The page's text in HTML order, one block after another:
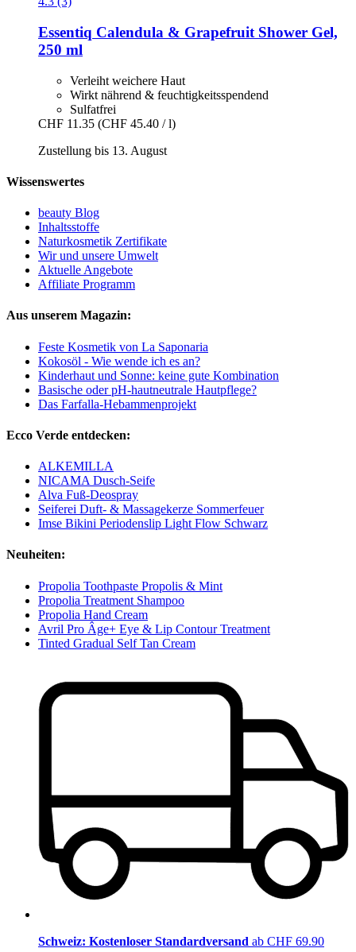
Essentiq Calendula & Grapefruit Shower Gel,
250 ml
Verleiht weichere Haut
Wirkt nährend & feuchtigkeitsspendend
Sulfatfrei
CHF 11.35 (CHF 45.40 / l)
Zustellung bis 13. August
Wissenswertes
beauty Blog
Inhaltsstoffe
Naturkosmetik Zertifikate
Wir und unsere Umwelt
Aktuelle Angebote
Affiliate Programm
Aus unserem Magazin:
Feste Kosmetik von La Saponaria
Kokosöl - Wie wende ich es an?
Kinderhaut und Sonne: keine gute Kombination
Basische oder pH-hautneutrale Hautpflege?
Das Farfalla-Hebammenprojekt
Ecco Verde entdecken:
ALKEMILLA
NICAMA Dusch-Seife
Alva Fuß-Deospray
Seiferei Duft- & Massagekerze Sommerfeuer
Imse Bikini Periodenslip Light Flow Schwarz
Neuheiten:
Propolia Toothpaste Propolis & Mint
Propolia Treatment Shampoo
Propolia Hand Cream
Avril Pro Âge+ Eye & Lip Contour Treatment
Tinted Gradual Self Tan Cream
Schweiz: Kostenloser Standardversand ab CHF 69.90